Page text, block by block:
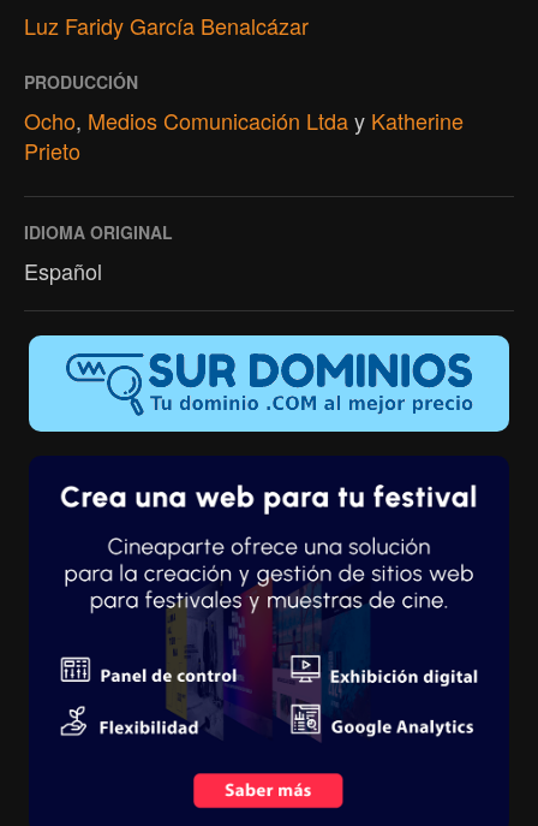
Luz Faridy García Benalcázar
PRODUCCIÓN
Ocho, Medios Comunicación Ltday Katherine
Prieto
IDIOMA ORIGINAL
Español